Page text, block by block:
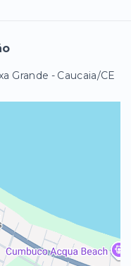
Grande - Caucaia/CE